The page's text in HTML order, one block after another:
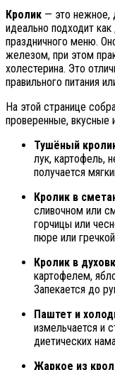
Кролик — это нежное,
идеально подходит
праздничного меню.
железом, при этом
холестерина. Это
правильного питания
На этой странице
проверенные, вкусные
Тушёный
лук, картофель,
получается
Кролик в
сливочном или
горчицы или
пюре или
Кролик в
картофелем,
Запекается до
Паштет и
измельчается и
диетических
Жаркое из